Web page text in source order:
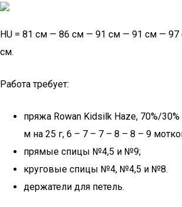
HU = 81 см — 86 см — 91 см — 91 см —
см.
Работа требует:
пряжа Rowan Kidsilk Haze, 70%/
м на 25 г, 6 – 7 – 7 – 8 – 8 – 9
прямые спицы №4,5 и №9;
круговые спицы №4, №4,5 и №8.
держатели для петель.